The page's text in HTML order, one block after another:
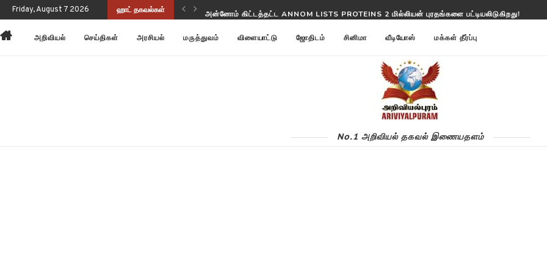
Friday, August 7 2026 ஹாட் தகவல்கள்
வடிவத்தில் இருந்திருக்கிறது! அன்னோம் கிட்டத்தட்ட ANNOM LISTS PROTEINS 2 மில்லியன் புரதங்களை பட்டியலிடுகிறது!
அறிவியல் செய்திகள் அரசியல் மருத்துவம் விளையாட்டு ஜோதிடம் சினிமா வீடியோஸ் மக்கள் தீர்ப்பு
No.1 அறிவியல் தகவல் இணையதளம்